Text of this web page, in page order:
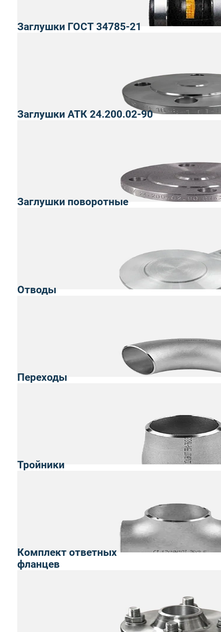
Заглушки ГОСТ 34785-21
Заглушки АТК 24.200.02-90
Заглушки поворотные
Отводы
Переходы
Тройники
Комплект ответных
фланцев